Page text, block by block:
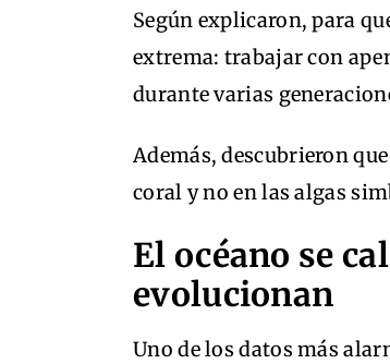
Según explicaron, para
extrema: trabajar con
durante varias
Además, descubrieron
coral y no en las algas
El océano se
evolucionan
Uno de los datos más